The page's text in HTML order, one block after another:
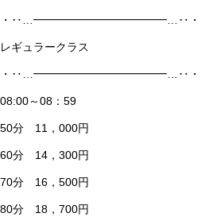
・‥…━━━━━━━━━━━━…‥・
レギュラークラス
・‥…━━━━━━━━━━━━…‥・
08:00～08：59
50分 11，000円
60分 14，300円
70分 16，500円
80分 18，700円